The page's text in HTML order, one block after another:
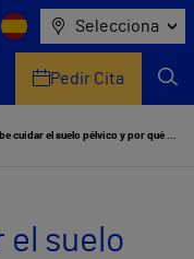
Selecciona
Pedir Cita
¿Quién debe cuidar el suelo pélvico y por qué motivos?
el suelo